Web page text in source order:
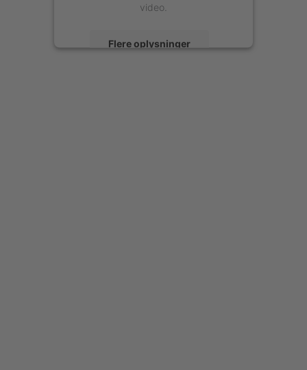
video.
Flere oplysninger